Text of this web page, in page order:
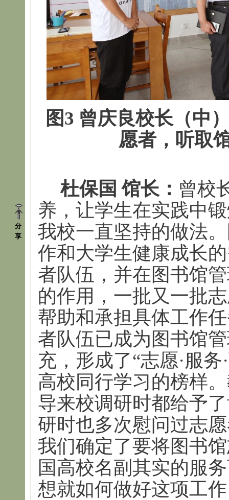
分
享
图3 曾庆良校长（中
愿者，听取
杜保国 馆长： 曾校
养，让学生在实践中
我校一直坚持的做法
作和大学生健康成长
者队伍，并在图书馆
的作用，一批又一批
帮助和承担具体工作
者队伍已成为图书馆
充，形成了“志愿·服
高校同行学习的榜样
导来校调研时都给予
研时也多次慰问过志
我们确定了要将图书
国高校名副其实的服
想就如何做好这项工